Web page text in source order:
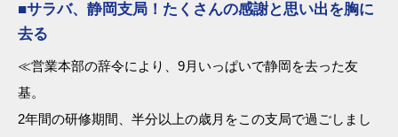
■サラバ、静岡支局！たくさんの感謝と思い出を胸に
去る
≪営業本部の辞令により、9月いっぱいで静岡を去った友
基。
2年間の研修期間、半分以上の歳月をこの支局で過ごしまし